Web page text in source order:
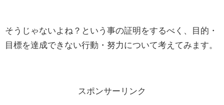
そうじゃないよね？という事の証明をするべく、目的・
目標を達成できない行動・努力について考えてみます。
スポンサーリンク